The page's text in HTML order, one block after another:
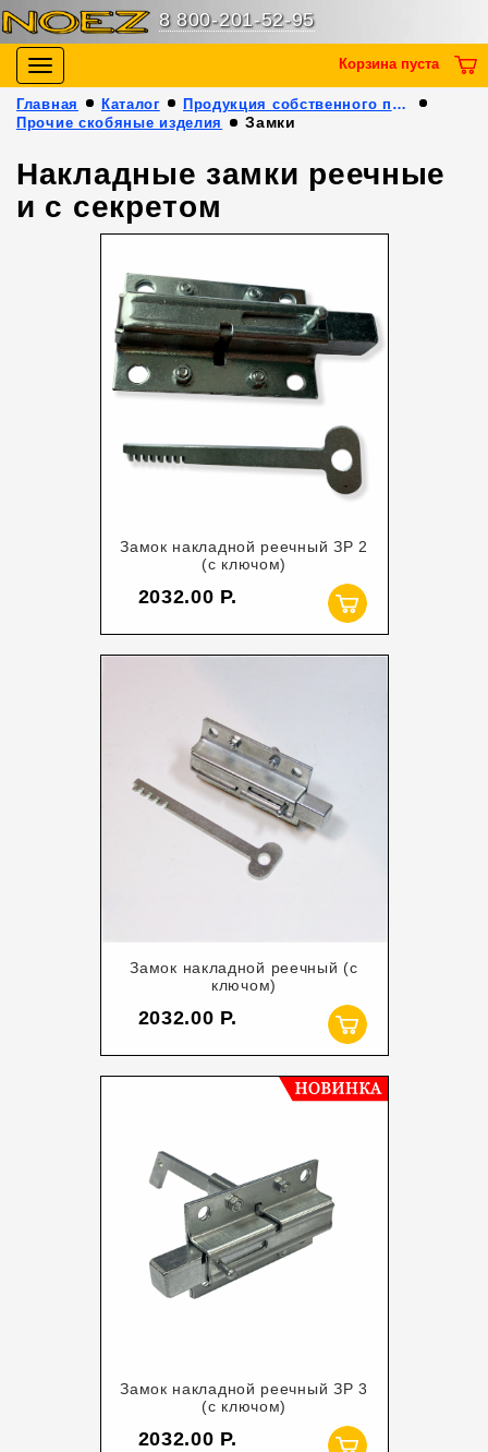
8 800-201-52-95
Toggle
navigation
Корзина пуста
Главная Каталог
Продукция собственного производства
Прочие скобяные изделия
Замки
Накладные замки реечные
и с секретом
Замок накладной реечный ЗР 2
(с ключом)
2032.00
Замок накладной реечный (с
ключом)
2032.00
Замок накладной реечный ЗР 3
(с ключом)
2032.00